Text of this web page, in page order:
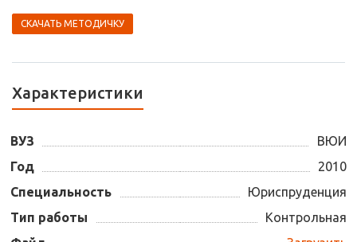
СКАЧАТЬ МЕТОДИЧКУ
Характеристики
ВУЗ
ВЮИ
Год
2010
Специальность
Юриспруденция
Тип работы
Контрольная